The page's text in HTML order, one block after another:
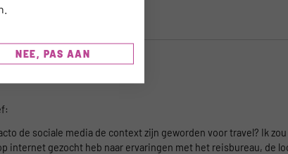
de sociale media de context zijn geworden voor travel? Ik
internet gezocht heb naar ervaringen met het reisbureau, de
NEE, PAS AAN